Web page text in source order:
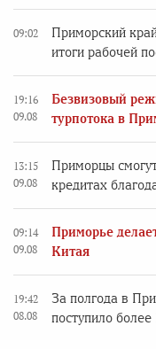
09:02
Приморский
итоги рабочей
19:16
09.08
Безвизовый
турпотока в
13:15
09.08
Приморцы
кредитах
09:14
09.08
Приморье
Китая
19:42
08.08
За полгода в
поступило